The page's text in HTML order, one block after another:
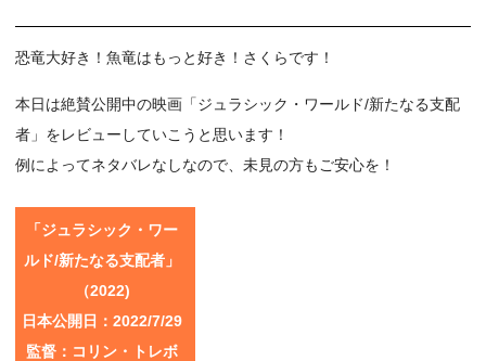
恐竜大好き！魚竜はもっと好き！さくらです！
本日は絶賛公開中の映画「ジュラシック・ワールド/新たなる支配
者」をレビューしていこうと思います！
例によってネタバレなしなので、未見の方もご安心を！
「ジュラシック・ワー
ルド/新たなる支配者」
（2022)
日本公開日：2022/7/29
監督：コリン・トレボ